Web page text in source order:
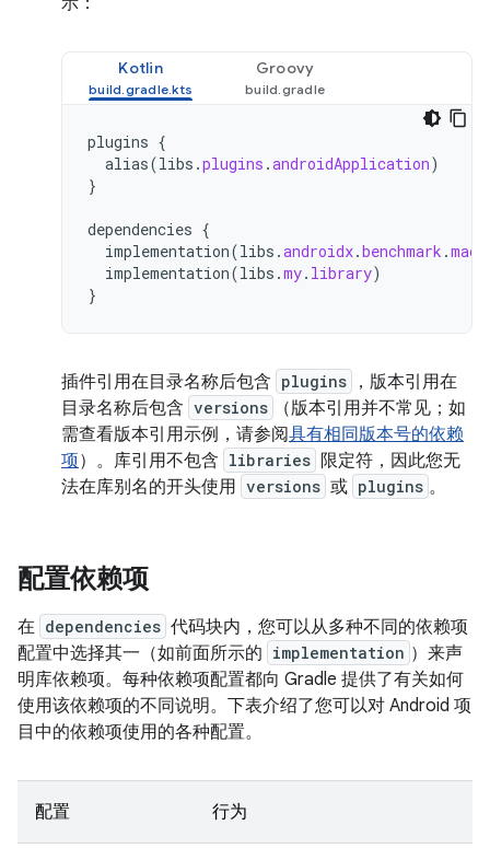
Kotlin Groovy
plugins {
alias(libs .plugins .androidApplication)
}
dependencies {
implementation(libs .androidx.benchmark .
implementation(libs .my. library)
}
插件引用在目录名称后包含 plugins
，版本引用在
目录名称后包含 versions
（版本引用并不常见；如
需查看版本引用示例，请参阅具有相同版本号的依赖
项）。库引用不包含 libraries 限定符，因此您无
法在库别名的开头使用 versions 或 plugins 。
配置依赖项
在 dependencies 代码块内，您可以从多种不同的依赖项
配置中选择其一（如前面所示的 implementation ）来声
明库依赖项。 每种依赖项配置都向 Gradle 提供了有关如何
使用该依赖项的不同说明。下表介绍了您可以对 Android 项
目中的依赖项使用的各种配置。
配置 行为